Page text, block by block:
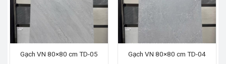
Gạch VN 80×80 cm TD-05 Gạch VN 80×80 cm TD-04